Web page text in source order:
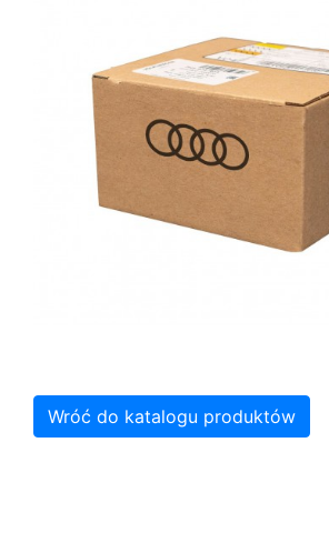
Wróć do katalogu produktów